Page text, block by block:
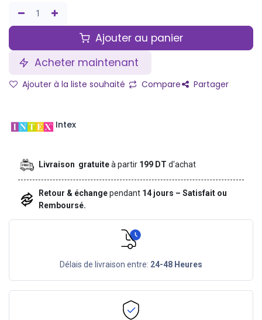
Ajouter au panier
Acheter maintenant
Ajouter à la liste souhaité Compare Partager
Intex
Livraison gratuiteà partir 199 DTd'achat
Retour & échangependant 14 jours – Satisfait ou
Remboursé.
Délais de livraison entre: 24-48 Heures